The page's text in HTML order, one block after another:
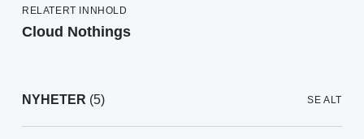
RELATERT INNHOLD
Cloud Nothings
NYHETER (5) SE ALT